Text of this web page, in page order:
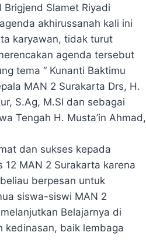
Slamet Riyadi
akhirussanah kali ini
karyawan, tidak turut
agenda tersebut
tema “ Kunanti Baktimu
MAN 2 Surakarta Drs, H.
S.Ag, M.SI dan sebagai
Tengah H. Musta’in Ahmad,
dan sukses kepada
MAN 2 Surakarta karena
berpesan untuk
siswa-siswi MAN 2
Belajarnya di
kedinasan, baik lembaga